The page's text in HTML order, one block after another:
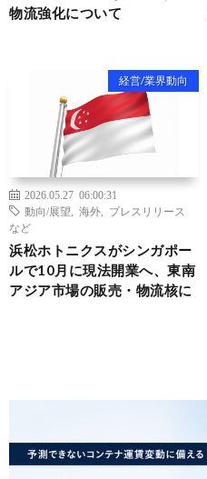
物流強化について
経営/業界動向
2026.05.27 06:00:31
動向/展望
海外
プレスリリース
など
浜松ホトニクスがシンガポー
ルで10月に現法開業へ、東南
アジア市場の販売・物流核に